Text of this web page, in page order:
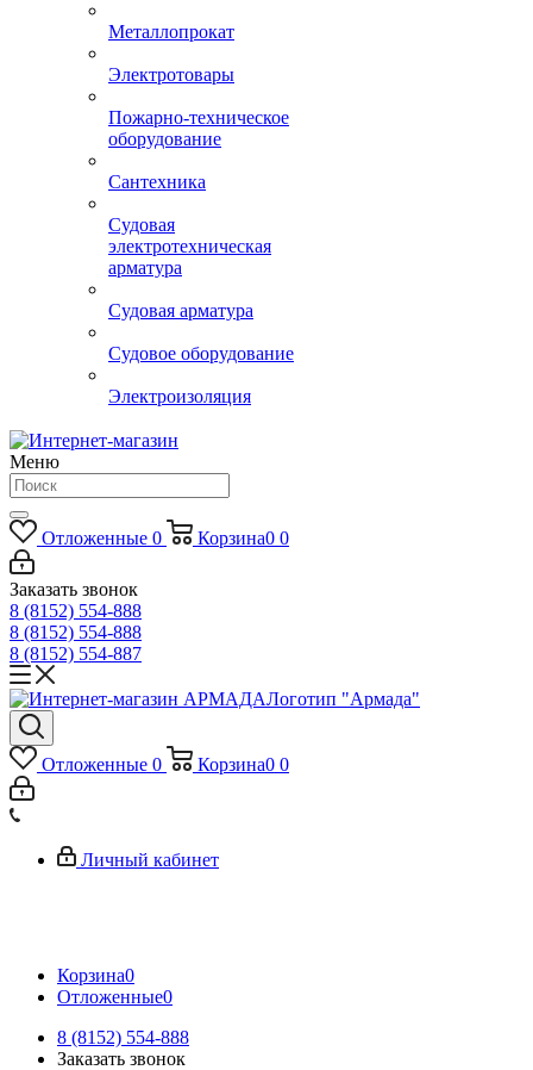
Металлопрокат
Электротовары
Пожарно-техническое
оборудование
Сантехника
Судовая
электротехническая
арматура
Судовая арматура
Судовое оборудование
Электроизоляция
Меню
Отложенные 0 Корзина0 0
Заказать звонок
8 (8152) 554-888
8 (8152) 554-888
8 (8152) 554-887
Логотип "Армада"
Отложенные 0 Корзина0 0
Личный кабинет
Корзина0
Отложенные0
8 (8152) 554-888
Заказать звонок